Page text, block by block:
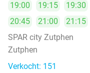
19:00 19:15 19:30
20:45
21:00 21:15
SPAR city Zutphen
Zutphen
Verkocht: 151